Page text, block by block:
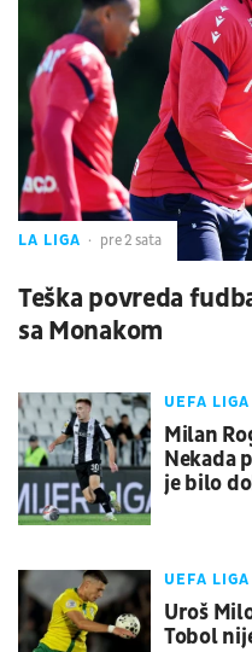
LA LIGA pre 2 sata
Teška povreda
sa Monakom
UEFA
Milan
Nekada
je bilo
UEFA
Uroš
Tobol